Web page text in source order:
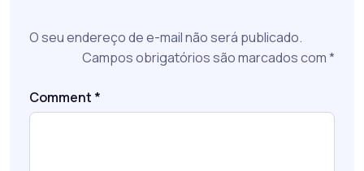
O seu endereço de e-mail não será publicado.
Campos obrigatórios são marcados com*
Comment *